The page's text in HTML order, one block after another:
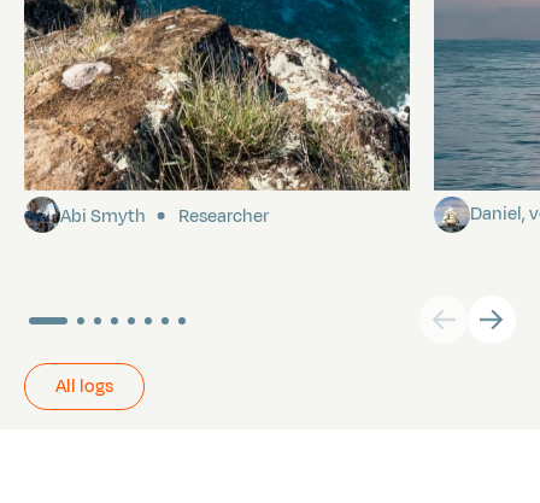
Pitcairn
Abi Smyth Researcher Daniel,
All logs